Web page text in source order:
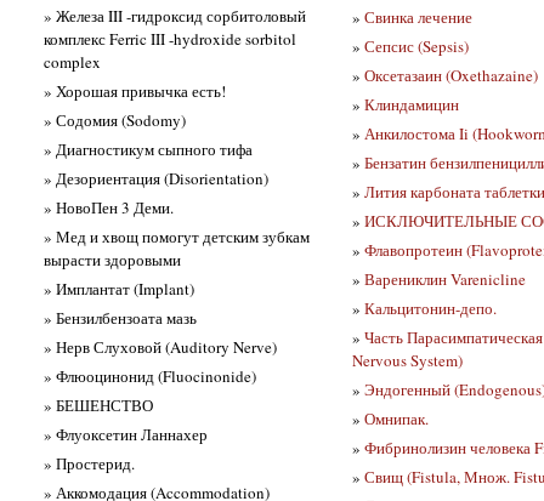
» Железа III -гидроксид сорбитоловый
комплекс Ferric III -hydroxide sorbitol
complex
» Хорошая привычка есть!
» Содомия (Sodomy)
» Диагностикум сыпного тифа
» Дезориентация (Disorientation)
» НовоПен 3 Деми.
» Мед и хвощ помогут детским зубкам
вырасти здоровыми
» Имплантат (Implant)
» Бензилбензоата мазь
» Нерв Слуховой (Auditory Nerve)
» Флюоцинонид (Fluocinonide)
» БЕШЕНСТВО
» Флуоксетин Ланнахер
» Простерид.
» Аккомодация (Accommodation)
» Свинка лечение
» Сепсис (Sepsis)
» Оксетазаин (Oxethazaine)
» Клиндамицин
» Анкилостома Ii
» Бензатин
» Лития карбоната
» ИСКЛЮЧИТЕЛЬНЫЕ
» Флавопротеин
» Варениклин Varenicline
» Кальцитонин-депо.
» Часть
Nervous System)
» Эндогенный
» Омнипак.
» Фибринолизин человека
» Свищ (Fistula, Множ.